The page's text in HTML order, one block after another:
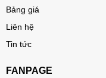
Bảng giá
Liên hệ
Tin tức
FANPAGE